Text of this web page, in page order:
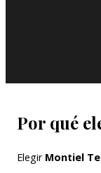
Por qué
Elegir Montiel